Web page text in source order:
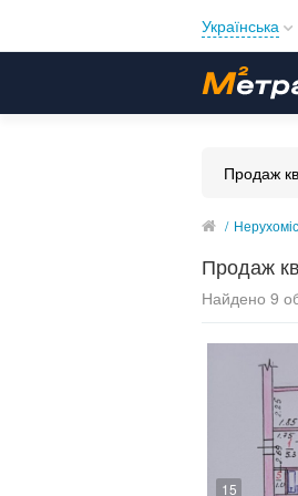
Українська
Продаж
/
Продаж
Найдено 9
15